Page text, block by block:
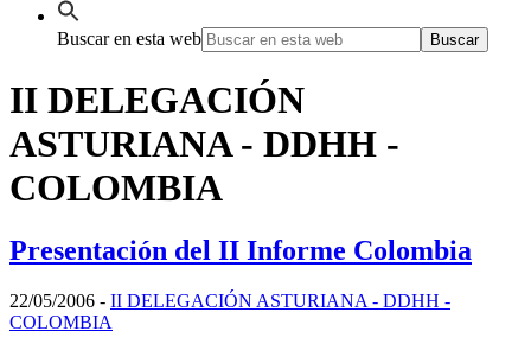
Buscar en esta web
II DELEGACIÓN
ASTURIANA - DDHH -
COLOMBIA
Presentación del II Informe Colombia
22/05/2006 - II DELEGACIÓN ASTURIANA - DDHH -
COLOMBIA